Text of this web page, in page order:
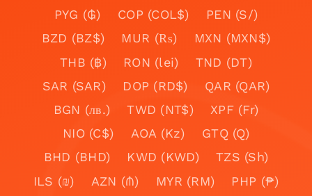
PYG (₲)
COP (COL$)
PEN (S/)
BZD (BZ$)
MUR (₨)
MXN (MXN$)
THB (฿)
RON (lei)
TND (DT)
SAR (SAR)
DOP (RD$)
QAR (QAR)
BGN (лв.)
TWD (NT$)
XPF (Fr)
NIO (C$)
AOA (Kz)
GTQ (Q)
BHD (BHD)
KWD (KWD)
TZS (Sh)
ILS (₪)
AZN (₼) MYR (RM)
PHP (₱)